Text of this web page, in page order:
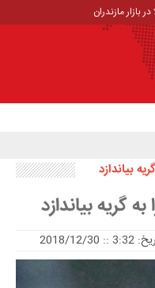
بازار مازندران
بیاندازد
گریه بیاندازد
:: 2018/12/30